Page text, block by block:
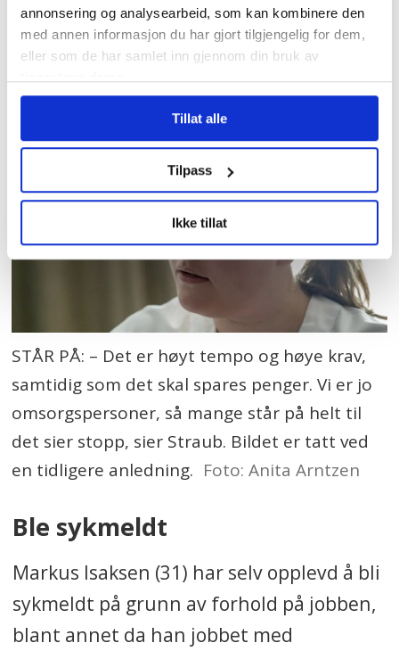
annonsering og analysearbeid, som kan kombinere den
med annen informasjon du har gjort tilgjengelig for dem,
eller som de har samlet inn gjennom din bruk av
Tillat alle
Tilpass
Ikke tillat
hvordan de kan bruke arbeidskrafta sånn
at de får mer ut av den. Da øker
belastningen på ansatte, sier Ose.
STÅR PÅ: – Det er høyt tempo og høye krav,
samtidig som det skal spares penger. Vi er jo
omsorgspersoner, så mange står på helt til
det sier stopp, sier Straub. Bildet er tatt ved
en tidligere anledning. Foto: Anita Arntzen
Ble sykmeldt
Markus Isaksen (31) har selv opplevd å bli
sykmeldt på grunn av forhold på jobben,
blant annet da han jobbet med